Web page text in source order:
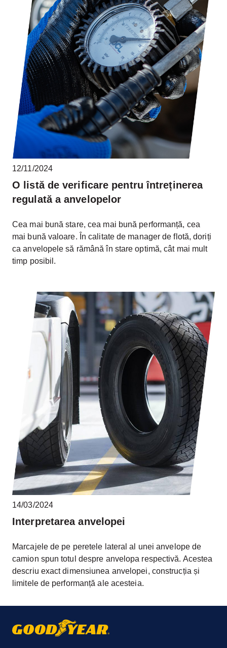
12/11/2024
O listă de verificare pentru întreținerea
regulată a anvelopelor
Cea mai bună stare, cea mai bună performanță, cea
mai bună valoare. În calitate de manager de flotă, doriți
ca anvelopele să rămână în stare optimă, cât mai mult
timp posibil.
14/03/2024
Interpretarea anvelopei
Marcajele de pe peretele lateral al unei anvelope de
camion spun totul despre anvelopa respectivă. Acestea
descriu exact dimensiunea anvelopei, construcția și
limitele de performanță ale acesteia.